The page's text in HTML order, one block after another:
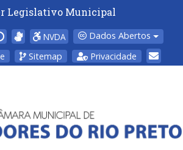
Legislativo Municipal
NVDA
Dados Abertos
Sitemap Privacidade